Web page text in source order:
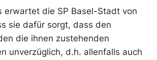
erwartet die SP Basel-Stadt von
sie dafür sorgt, dass den
die ihnen zustehenden
unverzüglich, d.h. allenfalls auch